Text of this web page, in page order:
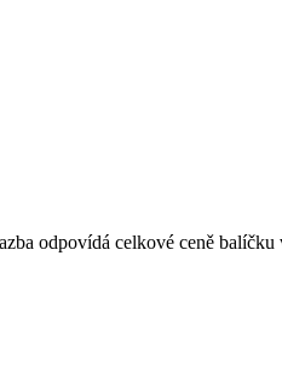
odpovídá celkové ceně